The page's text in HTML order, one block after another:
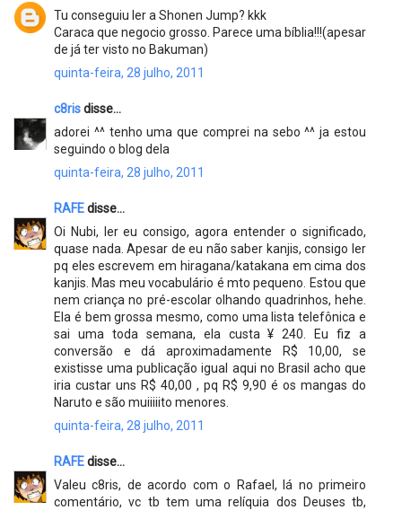
Tu conseguiu ler a Shonen Jump? kkk
Caraca que negocio grosso. Parece uma bíblia!!!(apesar
de já ter visto no Bakuman)
quinta-feira, 28 julho, 2011
c8risdisse...
adorei ^^ tenho uma que comprei na sebo ^^ ja estou
seguindo o blog dela
quinta-feira, 28 julho, 2011
RAFEdisse...
Oi Nubi, ler eu consigo, agora entender o significado,
quase nada. Apesar de eu não saber kanjis, consigo ler
pq eles escrevem em hiragana/katakana em cima dos
kanjis. Mas meu vocabulário é mto pequeno. Estou que
nem criança no pré-escolar olhando quadrinhos, hehe.
Ela é bem grossa mesmo, como uma lista telefônica e
sai uma toda semana, ela custa ¥ 240. Eu fiz a
conversão e dá aproximadamente R$ 10,00, se
existisse uma publicação igual aqui no Brasil acho que
iria custar uns R$ 40,00 , pq R$ 9,90 é os mangas do
Naruto e são muiiiiito menores.
quinta-feira, 28 julho, 2011
RAFEdisse...
Valeu c8ris, de acordo com o Rafael, lá no primeiro
comentário, vc tb tem uma relíquia dos Deuses tb,